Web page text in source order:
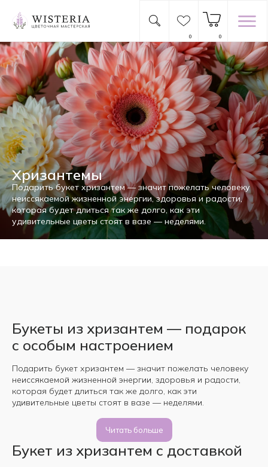
0 0
Хризантемы
Подарить букет хризантем — значит пожелать человеку
неиссякаемой жизненной энергии, здоровья и радости,
которая будет длиться так же долго, как эти
удивительные цветы стоят в вазе — неделями.
Букеты из хризантем — подарок
с особым настроением
Подарить букет хризантем — значит пожелать человеку
неиссякаемой жизненной энергии, здоровья и радости,
которая будет длиться так же долго, как эти
удивительные цветы стоят в вазе — неделями.
Читать больше
Букет из хризантем с доставкой